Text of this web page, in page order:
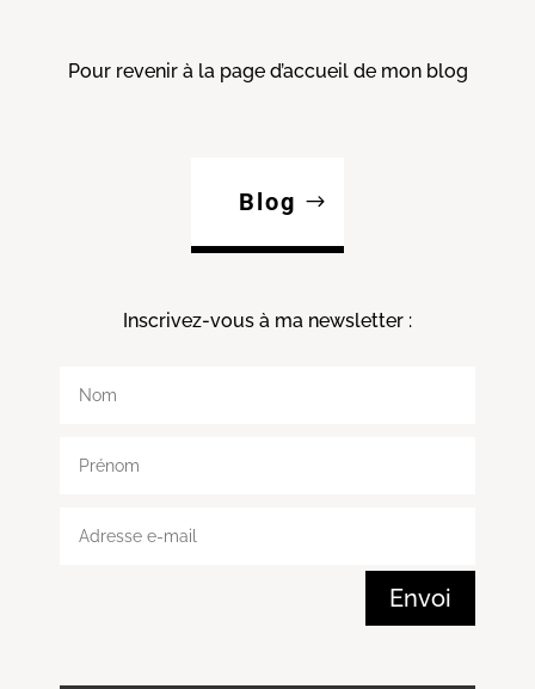
Pour revenir à la page d’accueil de mon blog
Blog
Inscrivez-vous à ma newsletter :
Envoi